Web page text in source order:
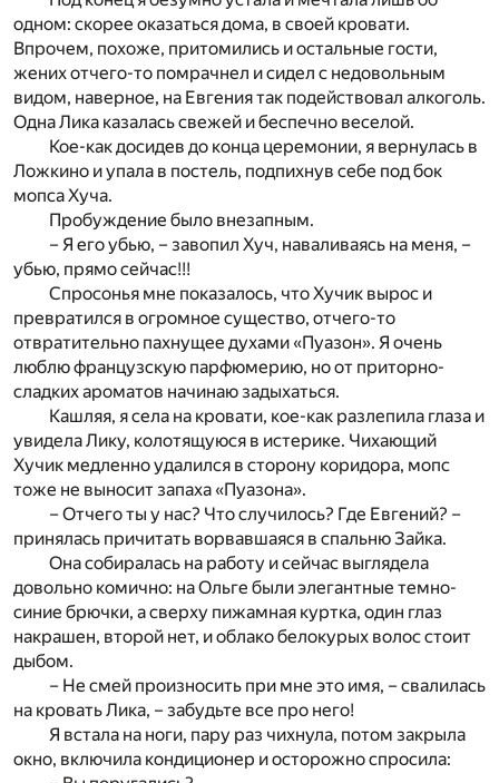
одном: скорее оказаться дома, в своей кровати.
Впрочем, похоже, притомились и остальные гости,
жених отчего-то помрачнел и сидел с недовольным
видом, наверное, на Евгения так подействовал алкоголь.
Одна Лика казалась свежей и беспечно веселой.
Кое-как досидев до конца церемонии, я вернулась в
Ложкино и упала в постель, подпихнув себе под бок
мопса Хуча.
Пробуждение было внезапным.
– Я его убью, – завопил Хуч, наваливаясь на меня, –
убью, прямо сейчас!!!
Спросонья мне показалось, что Хучик вырос и
превратился в огромное существо, отчего-то
отвратительно пахнущее духами «Пуазон». Я очень
люблю французскую парфюмерию, но от приторно-
сладких ароматов начинаю задыхаться.
Кашляя, я села на кровати, кое-как разлепила глаза и
увидела Лику, колотящуюся в истерике. Чихающий
Хучик медленно удалился в сторону коридора, мопс
тоже не выносит запаха «Пуазона».
– Отчего ты у нас? Что случилось? Где Евгений? –
принялась причитать ворвавшаяся в спальню Зайка.
Она собиралась на работу и сейчас выглядела
довольно комично: на Ольге были элегантные темно-
синие брючки, а сверху пижамная куртка, один глаз
накрашен, второй нет, и облако белокурых волос стоит
дыбом.
– Не смей произносить при мне это имя, – свалилась
на кровать Лика, – забудьте все про него!
Я встала на ноги, пару раз чихнула, потом закрыла
окно, включила кондиционер и осторожно спросила: